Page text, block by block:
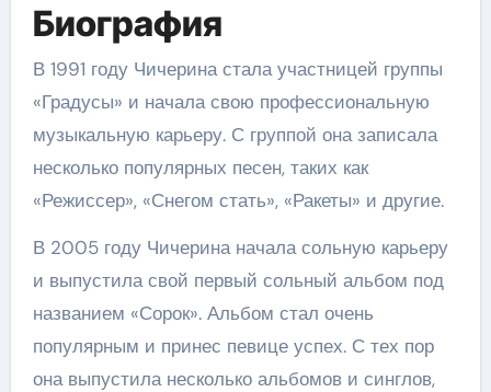
Биография
В 1991 году Чичерина стала участницей группы
«Градусы» и начала свою профессиональную
музыкальную карьеру. С группой она записала
несколько популярных песен, таких как
«Режиссер», «Снегом стать», «Ракеты» и другие.
В 2005 году Чичерина начала сольную карьеру
и выпустила свой первый сольный альбом под
названием «Сорок». Альбом стал очень
популярным и принес певице успех. С тех пор
она выпустила несколько альбомов и синглов,